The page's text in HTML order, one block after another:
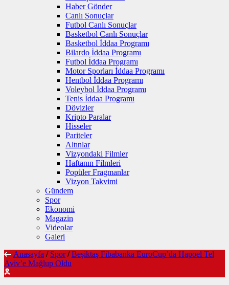
Haber Gönder
Canlı Sonuçlar
Futbol Canlı Sonuçlar
Basketbol Canlı Sonuçlar
Basketbol İddaa Programı
Bilardo İddaa Programı
Futbol İddaa Programı
Motor Sporları İddaa Programı
Hentbol İddaa Programı
Voleybol İddaa Programı
Tenis İddaa Programı
Dövizler
Kripto Paralar
Hisseler
Pariteler
Altınlar
Vizyondaki Filmler
Haftanın Filmleri
Popüler Fragmanlar
Vizyon Takvimi
Gündem
Spor
Ekonomi
Magazin
Videolar
Galeri
Anasayfa / Spor / Beşiktaş Fibabanka EuroCup’da Hapoel Tel
Aviv’e Mağlup Oldu